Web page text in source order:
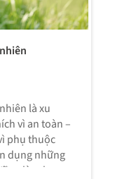
là xu
vì an toàn –
phụ thuộc
dụng những
làn da.